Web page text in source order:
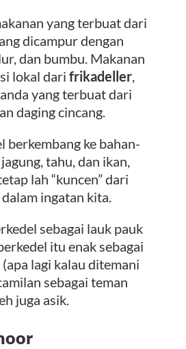
yang terbuat dari
dicampur dengan
dan bumbu. Makanan
lokal darifrikadeller,
yang terbuat dari
daging cincang.
berkembang ke bahan-
tahu, dan ikan,
lah “kuncen” dari
ingatan kita.
sebagai lauk pauk
itu enak sebagai
lagi kalau ditemani
sebagai teman
juga asik.